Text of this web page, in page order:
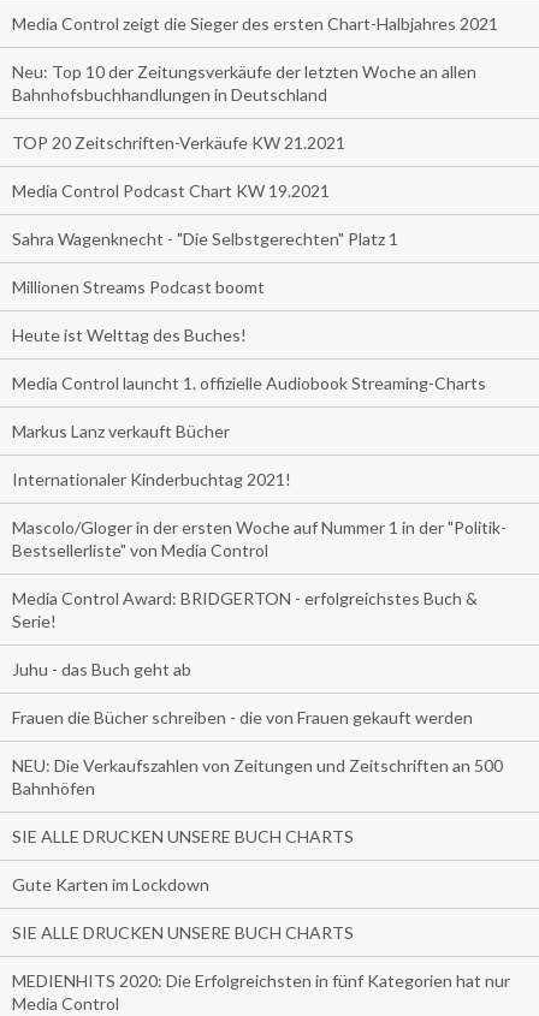
Media Control zeigt die Sieger des ersten Chart-Halbjahres 2021
Neu: Top 10 der Zeitungsverkäufe der letzten Woche an allen
Bahnhofsbuchhandlungen in Deutschland
TOP 20 Zeitschriften-Verkäufe KW 21.2021
Media Control Podcast Chart KW 19.2021
Sahra Wagenknecht - "Die Selbstgerechten" Platz 1
Millionen Streams Podcast boomt
Heute ist Welttag des Buches!
Media Control launcht 1. offizielle Audiobook Streaming-Charts
Markus Lanz verkauft Bücher
Internationaler Kinderbuchtag 2021!
Mascolo/Gloger in der ersten Woche auf Nummer 1 in der "Politik-
Bestsellerliste" von Media Control
Media Control Award: BRIDGERTON - erfolgreichstes Buch &
Serie!
Juhu - das Buch geht ab
Frauen die Bücher schreiben - die von Frauen gekauft werden
NEU: Die Verkaufszahlen von Zeitungen und Zeitschriften an 500
Bahnhöfen
SIE ALLE DRUCKEN UNSERE BUCH CHARTS
Gute Karten im Lockdown
SIE ALLE DRUCKEN UNSERE BUCH CHARTS
MEDIENHITS 2020: Die Erfolgreichsten in fünf Kategorien hat nur
Media Control